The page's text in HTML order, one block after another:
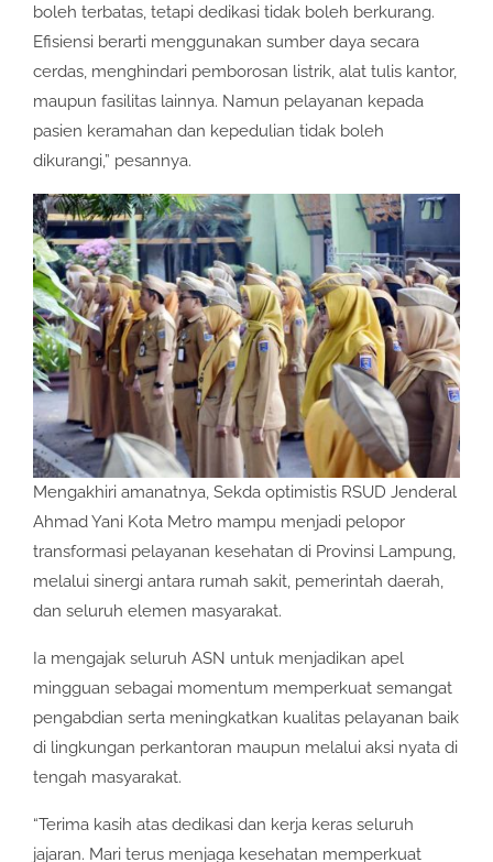
boleh terbatas, tetapi dedikasi tidak boleh berkurang.
Efisiensi berarti menggunakan sumber daya secara
cerdas, menghindari pemborosan listrik, alat tulis kantor,
maupun fasilitas lainnya. Namun pelayanan kepada
pasien keramahan dan kepedulian tidak boleh
dikurangi,” pesannya.
Mengakhiri amanatnya, Sekda optimistis RSUD Jenderal
Ahmad Yani Kota Metro mampu menjadi pelopor
transformasi pelayanan kesehatan di Provinsi Lampung,
melalui sinergi antara rumah sakit, pemerintah daerah,
dan seluruh elemen masyarakat.
Ia mengajak seluruh ASN untuk menjadikan apel
mingguan sebagai momentum memperkuat semangat
pengabdian serta meningkatkan kualitas pelayanan baik
di lingkungan perkantoran maupun melalui aksi nyata di
tengah masyarakat.
“Terima kasih atas dedikasi dan kerja keras seluruh
jajaran. Mari terus menjaga kesehatan memperkuat